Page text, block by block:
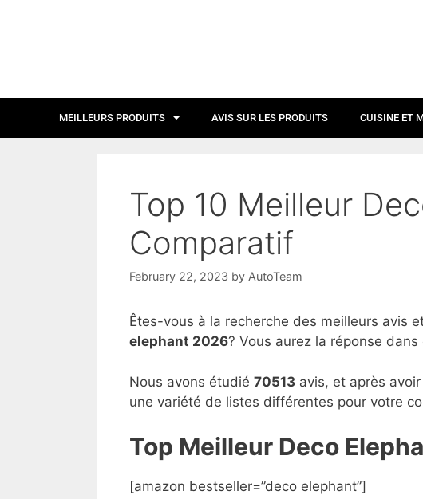
MEILLEURS PRODUITS AVIS SUR LES PRODUITS CUISINE ET
Top 10 Meilleur
Comparatif
February 22, 2023 by AutoTeam
Êtes-vous à la recherche des meilleurs avis
elephant 2026? Vous aurez la réponse
Nous avons étudié 70513 avis, et après
une variété de listes différentes pour votre
Top Meilleur Deco
[amazon bestseller=”deco elephant”]